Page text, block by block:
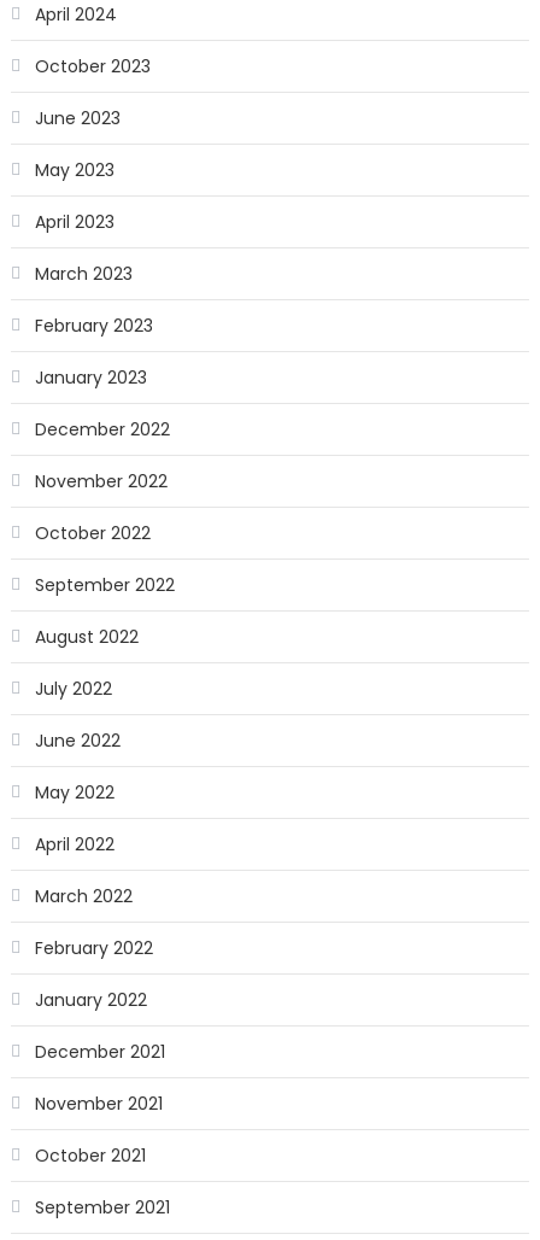
April 2024
October 2023
June 2023
May 2023
April 2023
March 2023
February 2023
January 2023
December 2022
November 2022
October 2022
September 2022
August 2022
July 2022
June 2022
May 2022
April 2022
March 2022
February 2022
January 2022
December 2021
November 2021
October 2021
September 2021